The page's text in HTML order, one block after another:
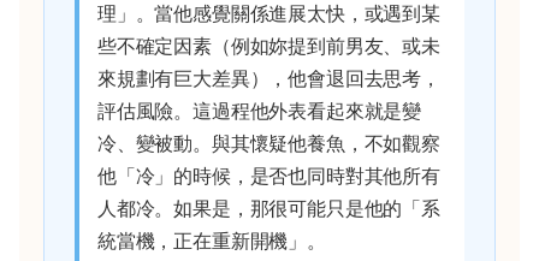
理」。當他感覺關係進展太快，或遇到某
些不確定因素（例如妳提到前男友、或未
來規劃有巨大差異），他會退回去思考，
評估風險。這過程他外表看起來就是變
冷、變被動。與其懷疑他養魚，不如觀察
他「冷」的時候，是否也同時對其他所有
人都冷。如果是，那很可能只是他的「系
統當機，正在重新開機」。